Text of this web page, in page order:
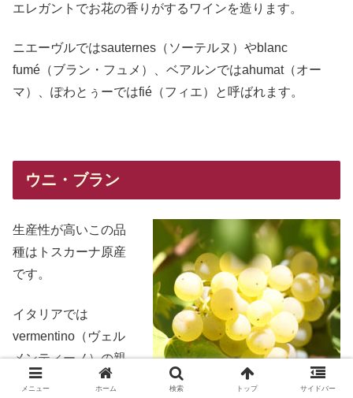
エレガントでお花の香りがするワインを造ります。
ニエーヴルではsauternes（ソーテルヌ）やblanc
fumé（ブラン・フュメ）、ベアルンではahumat（オー
マ）、ぽわとぅーではfié（フィエ）と呼ばれます。
ウニ・ブラン
生産性が高いこの品
種はトスカーナ原産
です。
イタリアでは
vermentino（ヴェル
メンティーノ）の親
で、trebbiano（トレ
メニュー ホーム 検索 トップ サイドバー